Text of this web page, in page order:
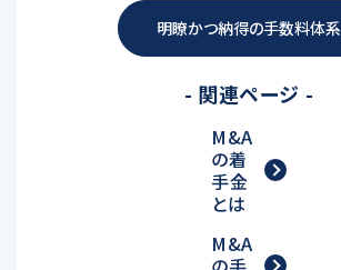
明瞭かつ納得の手数料体系
- 関連ページ -
M&A
の着
手金
とは
M&A